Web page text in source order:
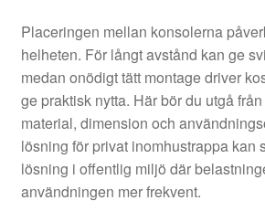
Placeringen mellan konsolerna
helheten. För långt avstånd kan ge
medan onödigt tätt montage driver
ge praktisk nytta. Här bör du utgå
material, dimension och
lösning för privat inomhustrappa kan
lösning i offentlig miljö där
användningen mer frekvent.